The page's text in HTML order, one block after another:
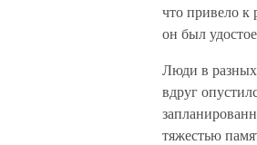
что привело к
он был
Люди в разных
вдруг
тяжестью